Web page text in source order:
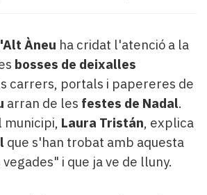
Àneu ha cridat l'atenció a la
bosses de deixalles
carrers, portals i papereres de
arran de les festes de Nadal.
municipi, Laura Tristán, explica
que s'han trobat amb aquesta
i que ja ve de lluny.